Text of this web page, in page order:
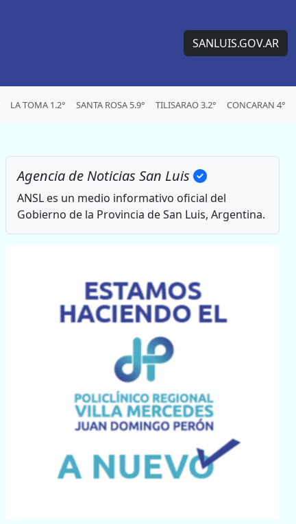
SANLUIS.GOV.AR
LA TOMA 1.2° SANTA ROSA 5.9° TILISARAO 3.2° CONCARAN 4°
Agencia de Noticias San Luis
ANSL es un medio informativo oficial del
Gobierno de la Provincia de San Luis, Argentina.